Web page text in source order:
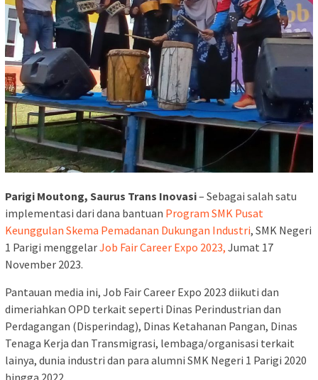
Parigi Moutong, Saurus Trans Inovasi– Sebagai salah satu
implementasi dari dana bantuan Program SMK Pusat
Keunggulan Skema Pemadanan Dukungan Industri, SMK Negeri
1 Parigi menggelarJob Fair Career Expo 2023, Jumat 17
November 2023.
Pantauan media ini, Job Fair Career Expo 2023 diikuti dan
dimeriahkan OPD terkait seperti Dinas Perindustrian dan
Perdagangan (Disperindag), Dinas Ketahanan Pangan, Dinas
Tenaga Kerja dan Transmigrasi, lembaga/organisasi terkait
lainya, dunia industri dan para alumni SMK Negeri 1 Parigi 2020
hingga 2022.